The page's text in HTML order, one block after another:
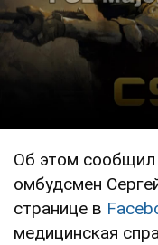
Об этом сообщил
омбудсмен
странице в
медицинская